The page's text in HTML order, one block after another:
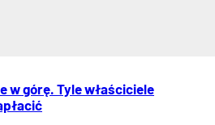
w górę. Tyle właściciele